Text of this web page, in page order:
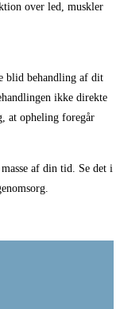
over led, muskler
blid behandling af dit
ikke direkte
at opheling foregår
af din tid. Se det i